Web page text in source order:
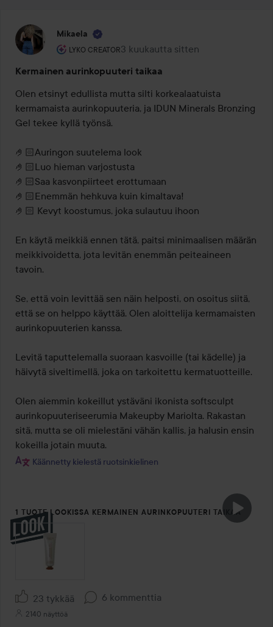
Mikaela
LYKO CREATOR
Käyttäjän rooli: Lyko Creator.
3 kuukautta sitten
Viesti luotiin 3 kuukautta sitten
Kermainen aurinkopuuteri taikaa
Olen etsinyt edullista mutta silti korkealaatuista
kermamaista aurinkopuuteria, ja IDUN Minerals Bronzing
Gel tekee kyllä työnsä.
🤌🏻Auringon suutelema look
🤌🏻Luo hieman varjostusta
🤌🏻Saa kasvonpiirteet erottumaan
🤌🏻Enemmän hehkuva kuin kimaltava!
🤌🏻 Kevyt koostumus, joka sulautuu ihoon
En käytä meikkiä ennen tätä, paitsi minimaalisen määrän
meikkivoidetta, jota levitän enemmän peiteaineen
tavoin.
Se, että voin levittää sen näin helposti, on osoitus siitä,
että se on helppo käyttää. Olen aloittelija kermamaisten
aurinkopuuterien kanssa.
Levitä taputtelemalla suoraan kasvoille (tai kädelle) ja
häivytä siveltimellä, joka on tarkoitettu kermatuotteille.
Olen aiemmin kokeillut ystäväni ikonista softsculpt
aurinkopuuteriseerumia Makeupby Mariolta. Rakastan
sitä, mutta se oli mielestäni vähän kallis, ja halusin ensin
kokeilla jotain muuta.
Käännetty kielestä ruotsinkielinen
1 TUOTE LOOKISSA KERMAINEN AURINKOPUUTERI TAIKAA
23 tykkää 6 kommenttia
2140 näyttöä